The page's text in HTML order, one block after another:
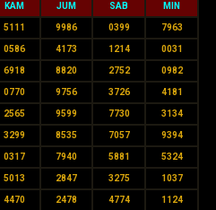
KAM JUM SAB MIN
5111 9986 0399 7963
0586 4173 1214 0031
6918 8820 2752 0982
0770 9756 3726 4181
2565 9599 7730 3134
3299 8535 7057 9394
0317 7940 5881 5324
5013 2847 3275 1037
4470 2478 4774 1124